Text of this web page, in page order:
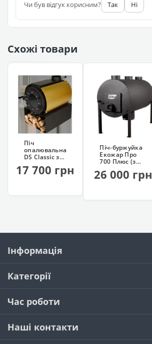
Чи був відгук корисним? Так Ні
Схожі товари
Піч
опалювальна
DS Classic з
поверхнею
17 700 грн
Піч-буржуйка
Екожар Про
700 Плюс (з
26 000 грн
Інформація
Категорії
Час роботи
Наші контакти